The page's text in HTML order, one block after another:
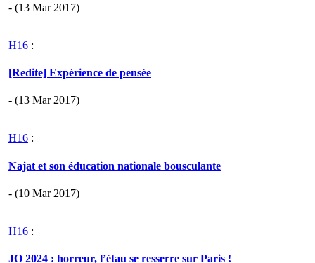
- (13 Mar 2017)
H16 :
[Redite] Expérience de pensée
- (13 Mar 2017)
H16 :
Najat et son éducation nationale bousculante
- (10 Mar 2017)
H16 :
JO 2024 : horreur, l’étau se resserre sur Paris !